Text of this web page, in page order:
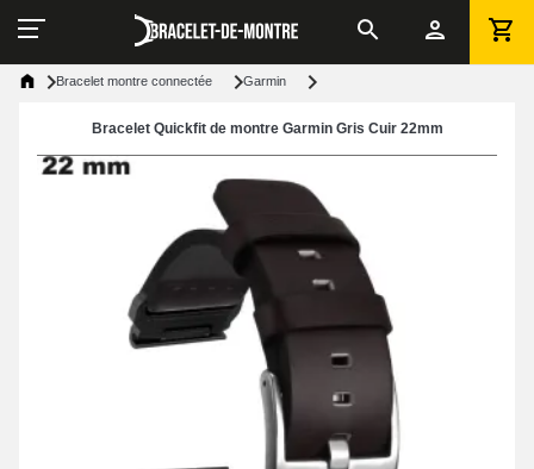
Bracelet montre connectée Garmin
Bracelet Quickfit de montre Garmin Gris Cuir 22mm